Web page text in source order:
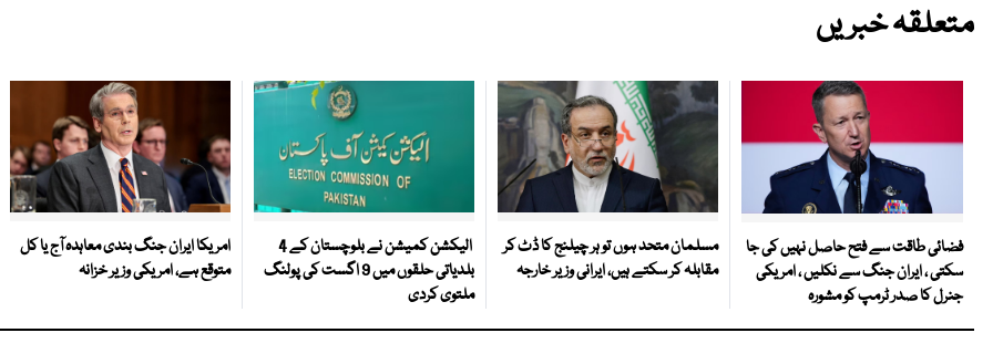
متعلقہ خبریں
فضائی طاقت سے فتح حاصل نہیں کی جا
سکتی ، ایران جنگ سے نکلیں ، امریکی
جنرل کا صدر ٹرمپ کو مشورہ
مسلمان متحد ہوں تو ہر چیلنج کا ڈٹ کر
مقابلہ کر سکتے ہیں، ایرانی وزیر خارجہ
الیکشن کمیشن نے بلوچستان کے 4
بلدیاتی حلقوں میں 9 اگست کی پولنگ
ملتوی کردی
امریکا ایران جنگ بندی معاہدہ آج یا کل
متوقع ہے، امریکی وزیر خزانہ